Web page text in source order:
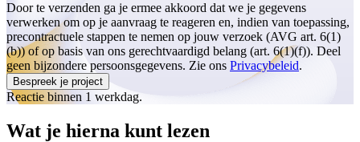
Door te verzenden ga je ermee akkoord dat we je gegevens
verwerken om op je aanvraag te reageren en, indien van toepassing,
precontractuele stappen te nemen op jouw verzoek (AVG art. 6(1)
(b)) of op basis van ons gerechtvaardigd belang (art. 6(1)(f)). Deel
geen bijzondere persoonsgegevens. Zie ons Privacybeleid.
Bespreek je project
Reactie binnen 1 werkdag.
Wat je hierna kunt lezen